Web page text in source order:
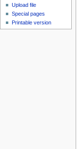
Upload file
Special pages
Printable version